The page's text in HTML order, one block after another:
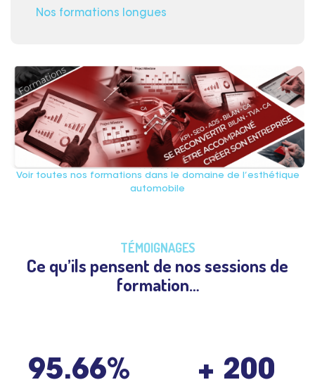
Nos formations longues
Voir toutes nos formations dans le domaine de l’esthétique
automobile
TÉMOIGNAGES
Ce qu’ils pensent de nos sessions de
formation…
95.66% + 200